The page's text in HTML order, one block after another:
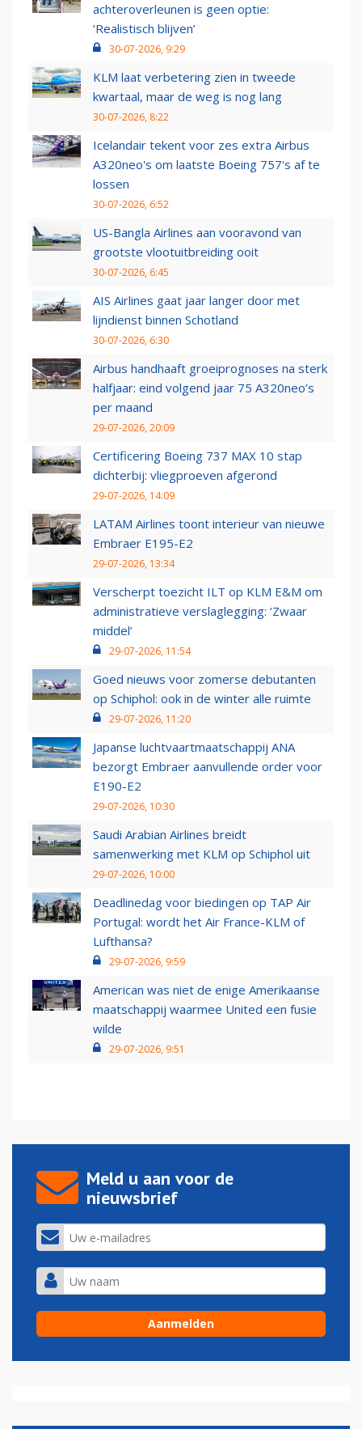
achteroverleunen is geen optie:
‘Realistisch blijven’
30-07-2026, 9:29
KLM laat verbetering zien in tweede
kwartaal, maar de weg is nog lang
30-07-2026, 8:22
Icelandair tekent voor zes extra Airbus
A320neo's om laatste Boeing 757's af te
lossen
30-07-2026, 6:52
US-Bangla Airlines aan vooravond van
grootste vlootuitbreiding ooit
30-07-2026, 6:45
AIS Airlines gaat jaar langer door met
lijndienst binnen Schotland
30-07-2026, 6:30
Airbus handhaaft groeiprognoses na sterk
halfjaar: eind volgend jaar 75 A320neo’s
per maand
29-07-2026, 20:09
Certificering Boeing 737 MAX 10 stap
dichterbij: vliegproeven afgerond
29-07-2026, 14:09
LATAM Airlines toont interieur van nieuwe
Embraer E195-E2
29-07-2026, 13:34
Verscherpt toezicht ILT op KLM E&M om
administratieve verslaglegging: ‘Zwaar
middel’
29-07-2026, 11:54
Goed nieuws voor zomerse debutanten
op Schiphol: ook in de winter alle ruimte
29-07-2026, 11:20
Japanse luchtvaartmaatschappij ANA
bezorgt Embraer aanvullende order voor
E190-E2
29-07-2026, 10:30
Saudi Arabian Airlines breidt
samenwerking met KLM op Schiphol uit
29-07-2026, 10:00
Deadlinedag voor biedingen op TAP Air
Portugal: wordt het Air France-KLM of
Lufthansa?
29-07-2026, 9:59
American was niet de enige Amerikaanse
maatschappij waarmee United een fusie
wilde
29-07-2026, 9:51
Meld u aan voor de
nieuwsbrief